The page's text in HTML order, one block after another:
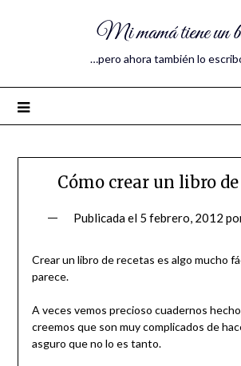
Mi mamá tiene un
…pero ahora también lo
Cómo crear un libro
Publicada el 5 febrero, 2012
Crear un libro de recetas es algo mucho
parece.
A veces vemos precioso cuadernos
creemos que son muy complicados de
asguro que no lo es tanto.